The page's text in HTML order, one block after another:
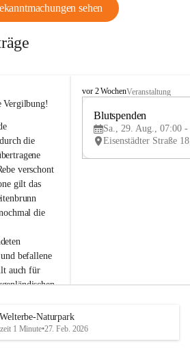
sehen
Vergilbung!
die
verschont
gilt das
die
befallene
auch für
oder
roden! Bitte
Winzer
B
e
u
e
d
vor 2 WochenVeranstaltung
Blutspenden
Sa., 29. Aug., 07:00 -
Welterbe-Naturpark
1 Minute•27. Feb. 2026